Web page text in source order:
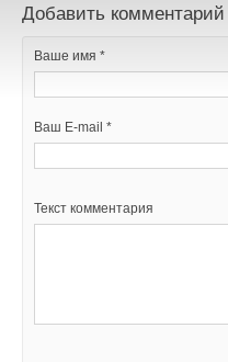
Добавить комментарий
Ваше имя *
Ваш E-mail *
Текст комментария